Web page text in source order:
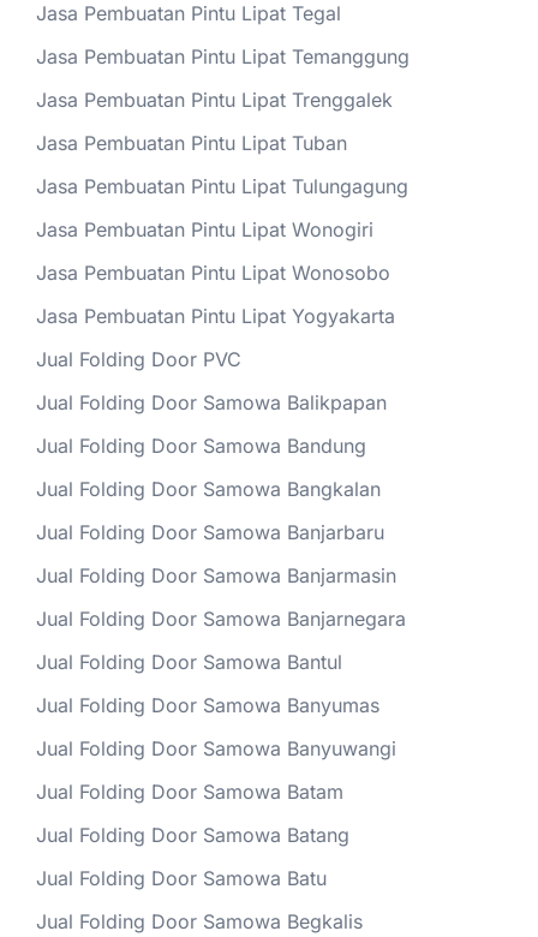
Jasa Pembuatan Pintu Lipat Tegal
Jasa Pembuatan Pintu Lipat Temanggung
Jasa Pembuatan Pintu Lipat Trenggalek
Jasa Pembuatan Pintu Lipat Tuban
Jasa Pembuatan Pintu Lipat Tulungagung
Jasa Pembuatan Pintu Lipat Wonogiri
Jasa Pembuatan Pintu Lipat Wonosobo
Jasa Pembuatan Pintu Lipat Yogyakarta
Jual Folding Door PVC
Jual Folding Door Samowa Balikpapan
Jual Folding Door Samowa Bandung
Jual Folding Door Samowa Bangkalan
Jual Folding Door Samowa Banjarbaru
Jual Folding Door Samowa Banjarmasin
Jual Folding Door Samowa Banjarnegara
Jual Folding Door Samowa Bantul
Jual Folding Door Samowa Banyumas
Jual Folding Door Samowa Banyuwangi
Jual Folding Door Samowa Batam
Jual Folding Door Samowa Batang
Jual Folding Door Samowa Batu
Jual Folding Door Samowa Begkalis